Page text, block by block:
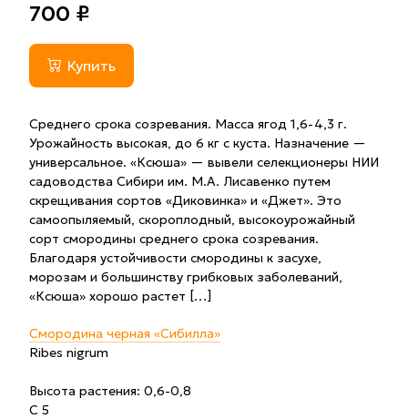
700 ₽
Купить
Среднего срока созревания. Масса ягод 1,6-4,3 г.
Урожайность высокая, до 6 кг с куста. Назначение —
универсальное. «Ксюша» — вывели селекционеры НИИ
садоводства Сибири им. М.А. Лисавенко путем
скрещивания сортов «Диковинка» и «Джет». Это
самоопыляемый, скороплодный, высокоурожайный
сорт смородины среднего срока созревания.
Благодаря устойчивости смородины к засухе,
морозам и большинству грибковых заболеваний,
«Ксюша» хорошо растет […]
Смородина черная «Сибилла»
Ribes nigrum
Высота растения: 0,6-0,8
С 5